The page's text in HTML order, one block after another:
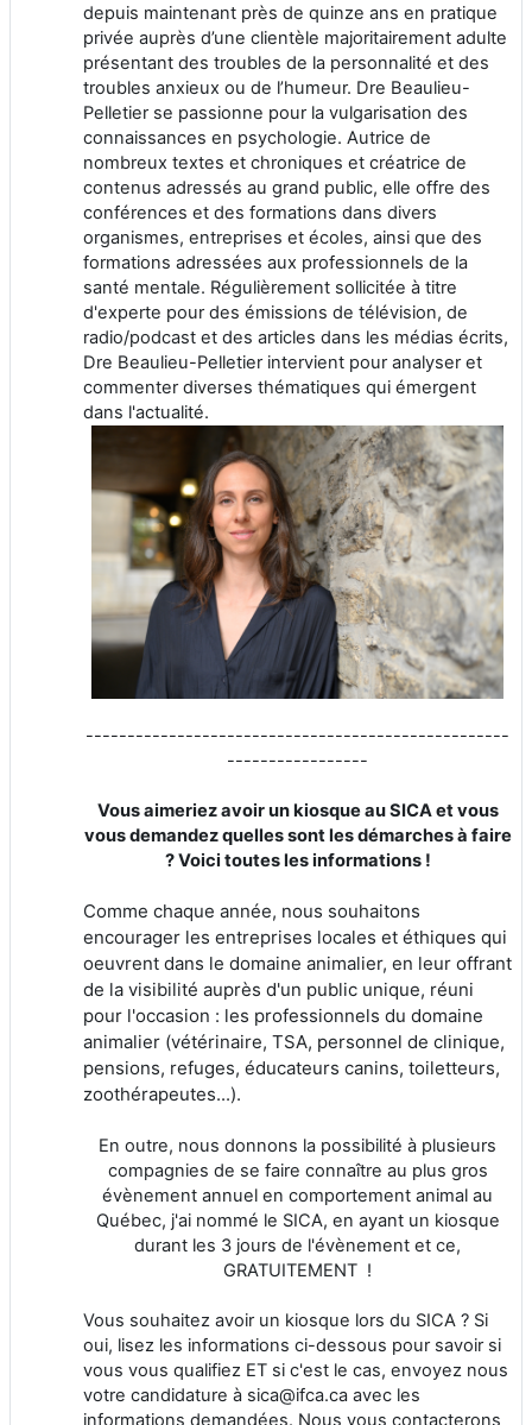
depuis maintenant près de quinze ans en pratique
privée auprès d’une clientèle majoritairement adulte
présentant des troubles de la personnalité et des
troubles anxieux ou de l’humeur. Dre Beaulieu-
Pelletier se passionne pour la vulgarisation des
connaissances en psychologie. Autrice de
nombreux textes et chroniques et créatrice de
contenus adressés au grand public, elle offre des
conférences et des formations dans divers
organismes, entreprises et écoles, ainsi que des
formations adressées aux professionnels de la
santé mentale. Régulièrement sollicitée à titre
d'experte pour des émissions de télévision, de
radio/podcast et des articles dans les médias écrits,
Dre Beaulieu-Pelletier intervient pour analyser et
commenter diverses thématiques qui émergent
dans l'actualité.
---------------------------------------------------
-----------------
Vous aimeriez avoir un kiosque au SICA et vous
vous demandez quelles sont les démarches à faire
? Voici toutes les informations !
Comme chaque année, nous souhaitons
encourager les entreprises locales et éthiques qui
oeuvrent dans le domaine animalier, en leur offrant
de la visibilité auprès d'un public unique, réuni
pour l'occasion : les professionnels du domaine
animalier (vétérinaire, TSA, personnel de clinique,
pensions, refuges, éducateurs canins, toiletteurs,
zoothérapeutes...).
En outre, nous donnons la possibilité à plusieurs
compagnies de se faire connaître au plus gros
évènement annuel en comportement animal au
Québec, j'ai nommé le SICA, en ayant un kiosque
durant les 3 jours de l'évènement et ce,
GRATUITEMENT !
Vous souhaitez avoir un kiosque lors du SICA ? Si
oui, lisez les informations ci-dessous pour savoir si
vous vous qualifiez ET si c'est le cas, envoyez nous
votre candidature à sica@ifca.ca avec les
informations demandées. Nous vous contacterons